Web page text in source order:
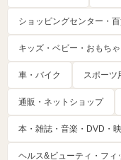
ショッピングセンター・
キッズ・ベビー・おもちゃ
車・バイク スポーツ
通販・ネットショップ
本・雑誌・音楽・DVD・
ヘルス&ビューティ・フィ